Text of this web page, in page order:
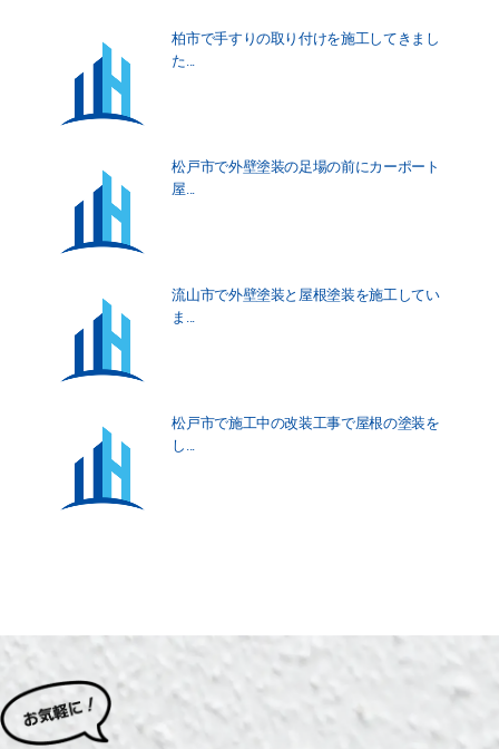
柏市で手すりの取り付けを施工してきまし
た...
松戸市で外壁塗装の足場の前にカーポート
屋...
流山市で外壁塗装と屋根塗装を施工してい
ま...
松戸市で施工中の改装工事で屋根の塗装を
し...